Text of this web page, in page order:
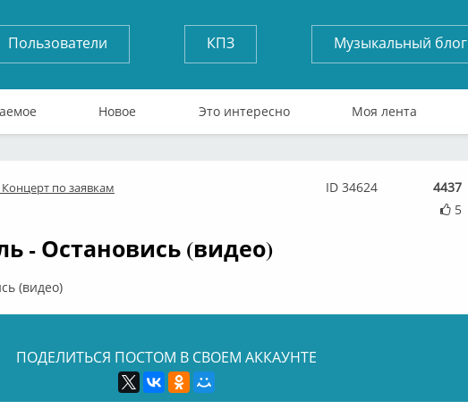
Пользователи КПЗ Музыкальный блог
Новое Это интересно Моя лента
по заявкам
4437
5
ID 34624
- Остановись (видео)
(видео)
ПОДЕЛИТЬСЯ ПОСТОМ В СВОЕМ АККАУНТЕ